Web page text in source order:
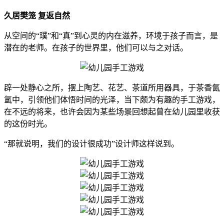
久居樊笼 复返自然
从空间的“璞”和“真”到心灵的内在滋养，环境于孩子而言，是
潜在的老师。在孩子的世界里，他们可以与之对话。
辟一处静心之所，摆上陶艺、花艺、茶道所用器具，于茶香氤
氲中，引领他们体悟时间的光泽，当下颇为有趣的手工游戏，
在不远的将来，也许会因为某些场景回想起曾在幼儿园里收获
的这份时光。
“那就说明，我们的设计很成功”设计师这样说到。